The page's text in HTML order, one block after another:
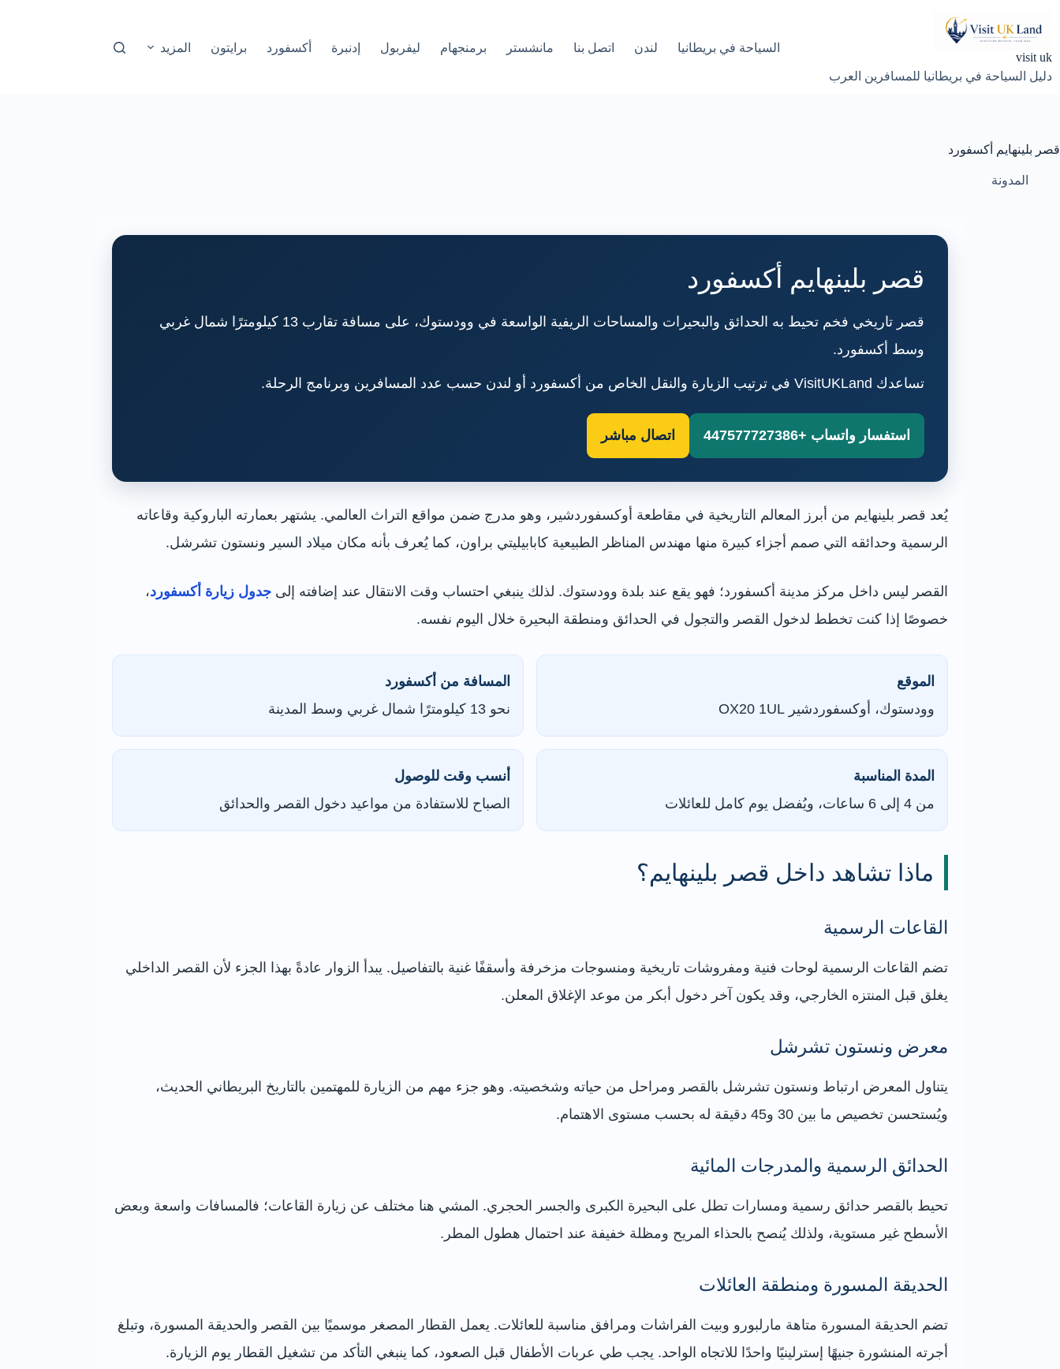
المحتوى
visit uk
دليل السياحة في بريطانيا للمسافرين العرب
السياحة في بريطانيا لندن اتصل بنا مانشستر برمنجهام ليفربول إدنبرة أكسفورد برايتون المزيد
قصر بلينهايم أكسفورد
المدونة
قصر بلينهايم أكسفورد
قصر تاريخي فخم تحيط به الحدائق والبحيرات والمساحات الريفية الواسعة في وودستوك، على مسافة تقارب 13 كيلومترًا شمال غربي
وسط أكسفورد.
تساعدك VisitUKLand في ترتيب الزيارة والنقل الخاص من أكسفورد أو لندن حسب عدد المسافرين وبرنامج الرحلة.
استفسار واتساب +447577727386 اتصال مباشر
يُعد قصر بلينهايم من أبرز المعالم التاريخية في مقاطعة أوكسفوردشير، وهو مدرج ضمن مواقع التراث العالمي. يشتهر بعمارته الباروكية وقاعاته
الرسمية وحدائقه التي صمم أجزاء كبيرة منها مهندس المناظر الطبيعية كابابيليتي براون، كما يُعرف بأنه مكان ميلاد السير ونستون تشرشل.
القصر ليس داخل مركز مدينة أكسفورد؛ فهو يقع عند بلدة وودستوك. لذلك ينبغي احتساب وقت الانتقال عند إضافته إلى جدول زيارة أكسفورد،
خصوصًا إذا كنت تخطط لدخول القصر والتجول في الحدائق ومنطقة البحيرة خلال اليوم نفسه.
الموقع
وودستوك، أوكسفوردشير OX20 1UL
المسافة من أكسفورد
نحو 13 كيلومترًا شمال غربي وسط المدينة
المدة المناسبة
من 4 إلى 6 ساعات، ويُفضل يوم كامل للعائلات
أنسب وقت للوصول
الصباح للاستفادة من مواعيد دخول القصر والحدائق
ماذا تشاهد داخل قصر بلينهايم؟
القاعات الرسمية
تضم القاعات الرسمية لوحات فنية ومفروشات تاريخية ومنسوجات مزخرفة وأسقفًا غنية بالتفاصيل. يبدأ الزوار عادةً بهذا الجزء لأن القصر الداخلي
يغلق قبل المنتزه الخارجي، وقد يكون آخر دخول أبكر من موعد الإغلاق المعلن.
معرض ونستون تشرشل
يتناول المعرض ارتباط ونستون تشرشل بالقصر ومراحل من حياته وشخصيته. وهو جزء مهم من الزيارة للمهتمين بالتاريخ البريطاني الحديث،
ويُستحسن تخصيص ما بين 30 و45 دقيقة له بحسب مستوى الاهتمام.
الحدائق الرسمية والمدرجات المائية
تحيط بالقصر حدائق رسمية ومسارات تطل على البحيرة الكبرى والجسر الحجري. المشي هنا مختلف عن زيارة القاعات؛ فالمسافات واسعة وبعض
الأسطح غير مستوية، ولذلك يُنصح بالحذاء المريح ومظلة خفيفة عند احتمال هطول المطر.
الحديقة المسورة ومنطقة العائلات
تضم الحديقة المسورة متاهة مارلبورو وبيت الفراشات ومرافق مناسبة للعائلات. يعمل القطار المصغر موسميًا بين القصر والحديقة المسورة، وتبلغ
أجرته المنشورة جنيهًا إسترلينيًا واحدًا للاتجاه الواحد. يجب طي عربات الأطفال قبل الصعود، كما ينبغي التأكد من تشغيل القطار يوم الزيارة.